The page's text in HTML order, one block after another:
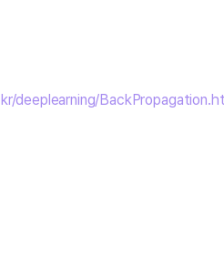
deeplearning/